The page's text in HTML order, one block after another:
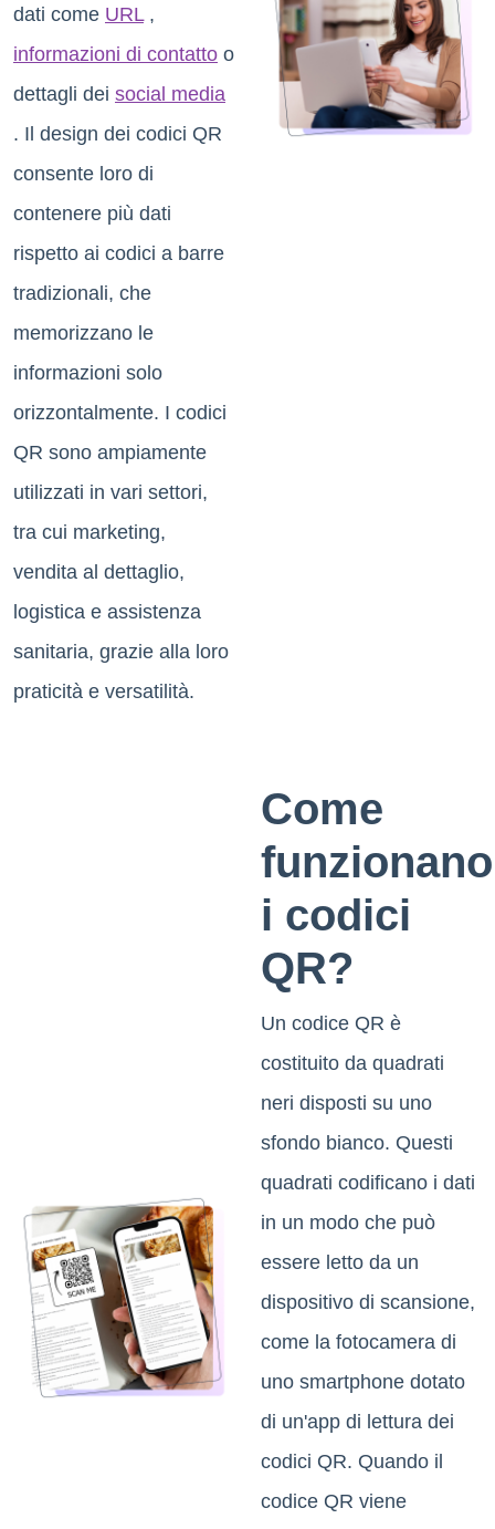
dati come URL,
informazioni di contatto o
dettagli dei social media
. Il design dei codici QR
consente loro di
contenere più dati
rispetto ai codici a barre
tradizionali, che
memorizzano le
informazioni solo
orizzontalmente. I codici
QR sono ampiamente
utilizzati in vari settori,
tra cui marketing,
vendita al dettaglio,
logistica e assistenza
sanitaria, grazie alla loro
praticità e versatilità.
Come
funzionano
i codici
QR?
Un codice QR è
costituito da quadrati
neri disposti su uno
sfondo bianco. Questi
quadrati codificano i dati
in un modo che può
essere letto da un
dispositivo di scansione,
come la fotocamera di
uno smartphone dotato
di un'app di lettura dei
codici QR. Quando il
codice QR viene